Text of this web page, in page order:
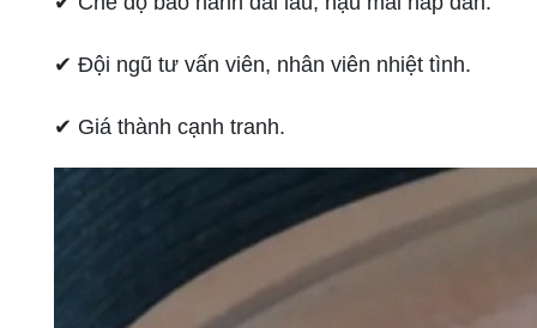
✔ Đội ngũ tư vấn viên, nhân viên nhiệt tình.
✔ Giá thành cạnh tranh.